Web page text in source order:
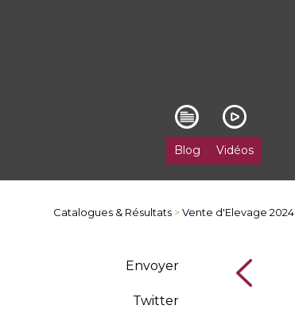
Blog Vidéos
Catalogues & Résultats >Vente d'Elevage 2024
Envoyer
Twitter